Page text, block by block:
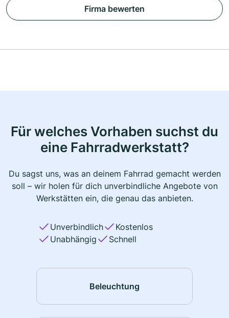
Firma bewerten
Für welches Vorhaben suchst du
eine Fahrradwerkstatt?
Du sagst uns, was an deinem Fahrrad gemacht werden
soll – wir holen für dich unverbindliche Angebote von
Werkstätten ein, die genau das anbieten.
Unverbindlich
Kostenlos
Unabhängig
Schnell
Beleuchtung